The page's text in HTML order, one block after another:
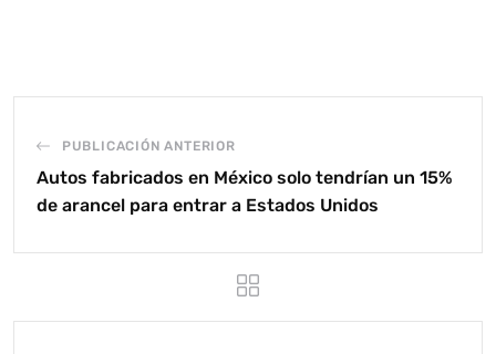
PUBLICACIÓN ANTERIOR
Autos fabricados en México solo tendrían un 15%
de arancel para entrar a Estados Unidos